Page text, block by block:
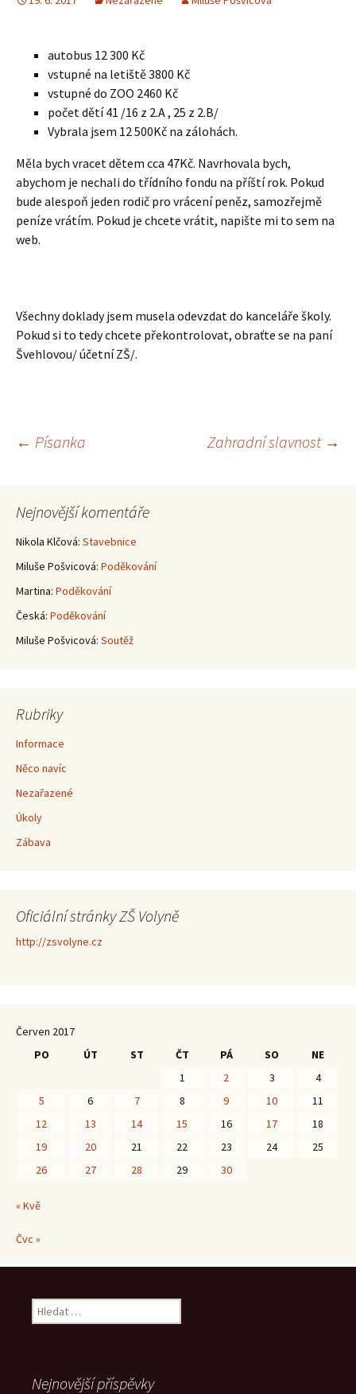
autobus 12 300 Kč
vstupné na letiště 3800 Kč
vstupné do ZOO 2460 Kč
počet dětí 41 /16 z 2.A , 25 z 2.B/
Vybrala jsem 12 500Kč na zálohách.
Měla bych vracet dětem cca 47Kč. Navrhovala bych,
abychom je nechali do třídního fondu na příští rok. Pokud
bude alespoň jeden rodič pro vrácení peněz, samozřejmě
peníze vrátím. Pokud je chcete vrátit, napište mi to sem na
web.
Všechny doklady jsem musela odevzdat do kanceláře školy.
Pokud si to tedy chcete překontrolovat, obraťte se na paní
Švehlovou/ účetní ZŠ/.
Navigace
pro
příspěvky
← Písanka Zahradní slavnost →
Nejnovější komentáře
Nikola Klčová: Stavebnice
Miluše Pošvicová: Poděkování
Martina: Poděkování
Česká: Poděkování
Miluše Pošvicová: Soutěž
Rubriky
Informace
Něco navíc
Nezařazené
Úkoly
Zábava
Oficiální stránky ZŠ Volyně
http://zsvolyne.cz
Červen 2017
PO
ÚT ST ČT PÁ SO
NE
1
2 3
4
5
6 7 8 9 10
11
12
13 14 15 16 17
18
19
20 21 22 23 24
25
26
27 28 29 30
« Kvě
Čvc »
Vyhledávání
Nejnovější příspěvky